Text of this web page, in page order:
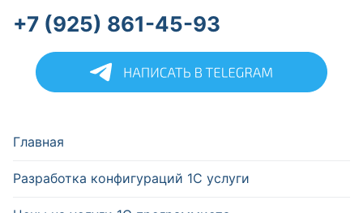
+7 (925) 861-45-93
Главная
Разработка конфигураций 1С услуги